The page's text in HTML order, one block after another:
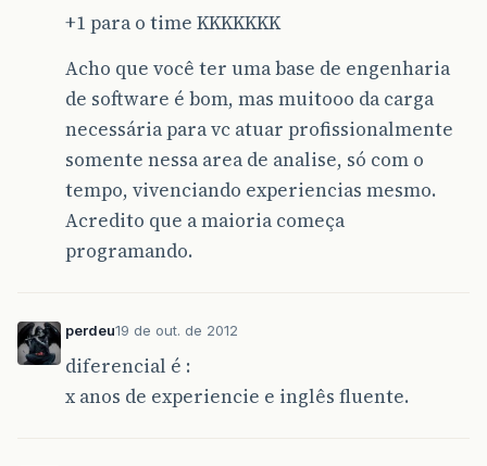
+1 para o time KKKKKKK
Acho que você ter uma base de engenharia
de software é bom, mas muitooo da carga
necessária para vc atuar profissionalmente
somente nessa area de analise, só com o
tempo, vivenciando experiencias mesmo.
Acredito que a maioria começa
programando.
perdeu19 de out. de 2012
diferencial é :
x anos de experiencie e inglês fluente.